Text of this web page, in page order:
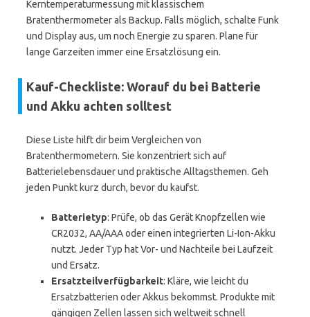
Kerntemperaturmessung mit klassischem
Bratenthermometer als Backup. Falls möglich, schalte Funk
und Display aus, um noch Energie zu sparen. Plane für
lange Garzeiten immer eine Ersatzlösung ein.
Kauf-Checkliste: Worauf du bei Batterie
und Akku achten solltest
Diese Liste hilft dir beim Vergleichen von
Bratenthermometern. Sie konzentriert sich auf
Batterielebensdauer und praktische Alltagsthemen. Geh
jeden Punkt kurz durch, bevor du kaufst.
Batterietyp: Prüfe, ob das Gerät Knopfzellen wie
CR2032, AA/AAA oder einen integrierten Li-Ion-Akku
nutzt. Jeder Typ hat Vor- und Nachteile bei Laufzeit
und Ersatz.
Ersatzteilverfügbarkeit: Kläre, wie leicht du
Ersatzbatterien oder Akkus bekommst. Produkte mit
gängigen Zellen lassen sich weltweit schnell